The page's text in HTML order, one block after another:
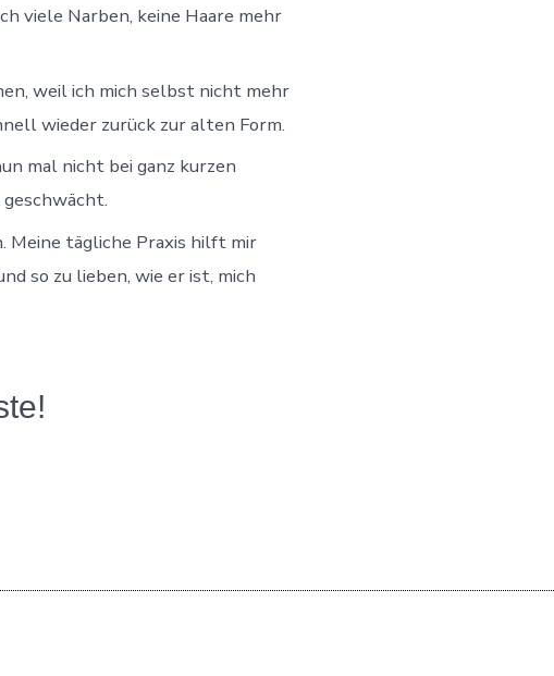
viele Narben, keine Haare mehr
weil ich mich selbst nicht mehr
wieder zurück zur alten Form.
mal nicht bei ganz kurzen
Meine tägliche Praxis hilft mir
so zu lieben, wie er ist, mich